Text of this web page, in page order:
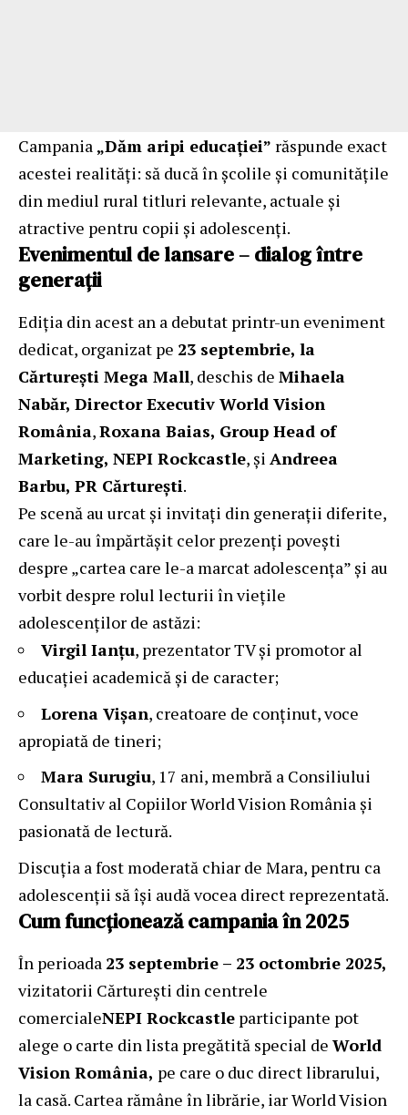
Campania„Dăm aripi educației” răspunde exact
acestei realități: să ducă în școlile și comunitățile
din mediul rural titluri relevante, actuale și
atractive pentru copii și adolescenți.
Evenimentul de lansare – dialog între
generații
Ediția din acest an a debutat printr-un eveniment
dedicat, organizat pe 23 septembrie, la
Cărturești Mega Mall, deschis de Mihaela
Nabăr, Director Executiv World Vision
România,Roxana Baias, Group Head of
Marketing, NEPI Rockcastle, și Andreea
Barbu, PR Cărturești.
Pe scenă au urcat și invitați din generații diferite,
care le-au împărtășit celor prezenți povești
despre „cartea care le-a marcat adolescența” și au
vorbit despre rolul lecturii în viețile
adolescenților de astăzi:
Virgil Ianțu, prezentator TV și promotor al
educației academică și de caracter;
Lorena Vișan, creatoare de conținut, voce
apropiată de tineri;
Mara Surugiu, 17 ani, membră a Consiliului
Consultativ al Copiilor World Vision România și
pasionată de lectură.
Discuția a fost moderată chiar de Mara, pentru ca
adolescenții să își audă vocea direct reprezentată.
Cum funcționează campania în 2025
În perioada 23 septembrie – 23 octombrie 2025,
vizitatorii Cărturești din centrele
comercialeNEPI Rockcastle participante pot
alege o carte din lista pregătită special de World
Vision România, pe care o duc direct librarului,
la casă. Cartea rămâne în librărie, iar World Vision